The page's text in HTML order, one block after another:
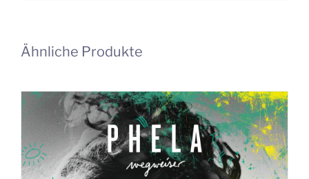
Ähnliche Produkte